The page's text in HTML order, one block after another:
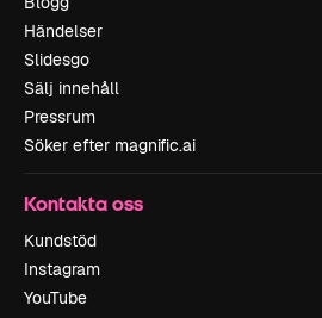
Händelser
Slidesgo
Sälj innehåll
Pressrum
Söker efter magnific.ai
Kontakta oss
Kundstöd
Instagram
YouTube